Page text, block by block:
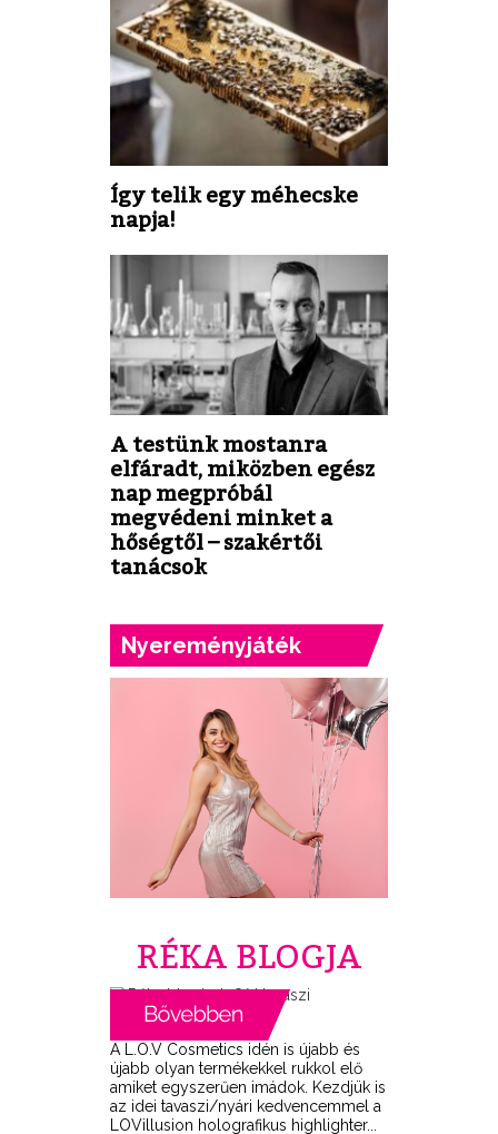
Így telik egy méhecske
napja!
A testünk mostanra
elfáradt, miközben egész
nap megpróbál
megvédeni minket a
hőségtől – szakértői
tanácsok
Nyereményjáték
RÉKA BLOGJA
A L.O.V Cosmetics idén is újabb és
újabb olyan termékekkel rukkol elő
amiket egyszerűen imádok. Kezdjük is
az idei tavaszi/nyári kedvencemmel a
LOVillusion holografikus highlighter...